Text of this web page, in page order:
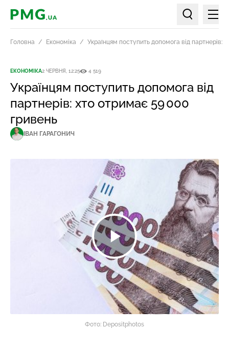
PMG.ua
Пошук по
Головна Економіка Українцям поступить допомога від партнерів:
ЕКОНОМІКА2 ЧЕРВНЯ, 12:25 4 519
Українцям поступить допомога від
партнерів: хто отримає 59 000
гривень
ІВАН ГАРАГОНИЧ
Фото: Depositphotos